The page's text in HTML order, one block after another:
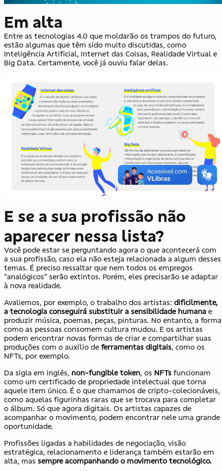
Em alta
Entre as tecnologias 4.0 que moldarão os trampos do futuro,
estão algumas que têm sido muito discutidas, como
Inteligência Artificial, Internet das Coisas, Realidade Virtual e
Big Data. Certamente, você já ouviu falar delas.
E se a sua profissão não
aparecer nessa lista?
Você pode estar se perguntando agora o que acontecerá com
a sua profissão, caso ela não esteja relacionada a algum desses
temas. É preciso ressaltar que nem todos os empregos
“analógicos” serão extintos. Porém, eles precisarão se adaptar
à nova realidade.
Avaliemos, por exemplo, o trabalho dos artistas: dificilmente,
a tecnologia conseguirá substituir a sensibilidade humana e
produzir música, poemas, peças, pinturas. No entanto, a forma
como as pessoas consomem cultura mudou. E os artistas
podem encontrar novas formas de criar e compartilhar suas
produções com o auxílio de ferramentas digitais, como os
NFTs, por exemplo.
Da sigla em inglês, non-fungible token, os NFTs funcionam
como um certificado de propriedade intelectual que torna
aquele item único. É o que chamamos de cripto-colecionáveis,
como aquelas figurinhas raras que se trocava para completar
o álbum. Só que agora digitais. Os artistas capazes de
acompanhar o movimento, podem encontrar nele uma grande
oportunidade.
Profissões ligadas a habilidades de negociação, visão
estratégica, relacionamento e liderança também estarão em
alta, mas sempre acompanhando o movimento tecnológico.